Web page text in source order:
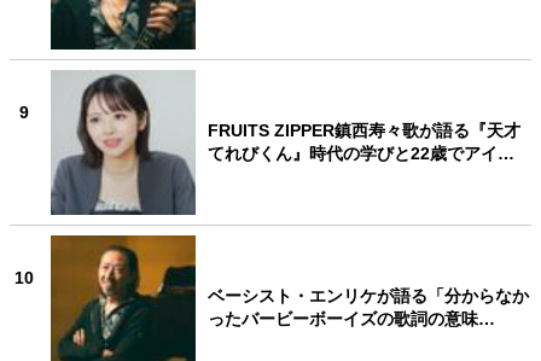
9
FRUITS ZIPPER鎮西寿々歌が語る『天才
てれびくん』時代の学びと22歳でアイ…
10
ベーシスト・エンリケが語る「分からなか
ったバービーボーイズの歌詞の意味…